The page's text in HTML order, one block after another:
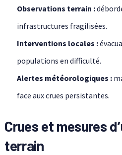
Observations terrain :
infrastructures fragilisées.
Interventions locales :
populations en difficulté.
Alertes météorologiques :
face aux crues persistantes.
Crues et mesures
terrain